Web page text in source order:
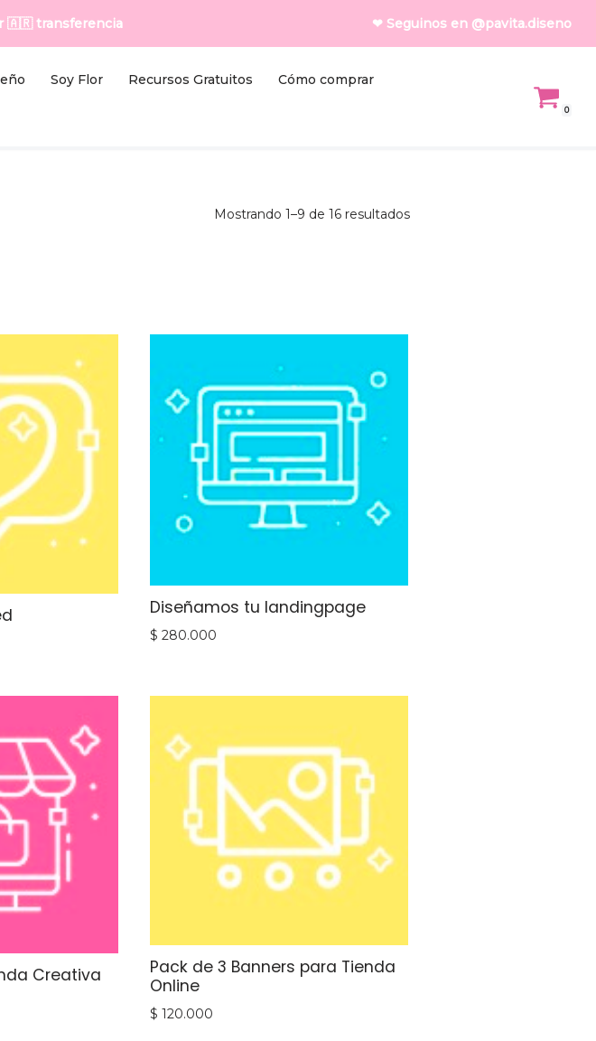
🇦🇷 transferencia ❤ Seguinos en @pavita.diseno
Soy Flor Recursos Gratuitos Cómo comprar
0
Mostrando 1–9 de 16 resultados
Diseñamos tu landingpage
$ 280.000
Creativa
Pack de 3 Banners para Tienda
Online
$ 120.000